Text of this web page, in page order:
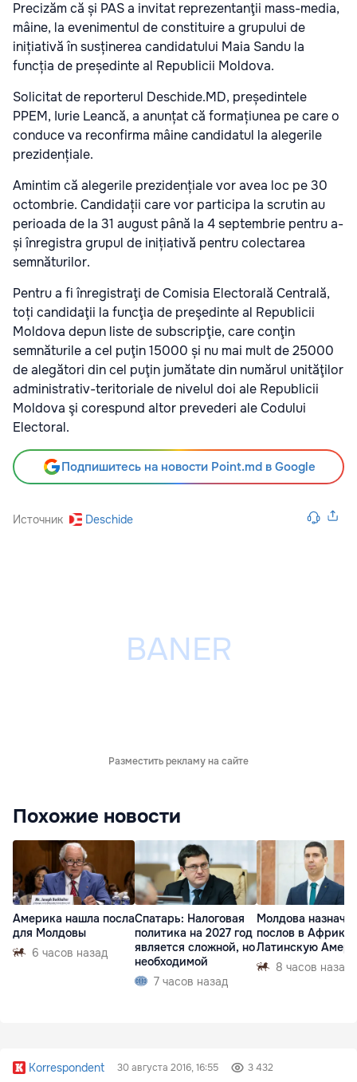
Precizăm că și PAS a invitat reprezentanţii mass-media,
mâine, la evenimentul de constituire a grupului de
inițiativă în susținerea candidatului Maia Sandu la
funcția de președinte al Republicii Moldova.
Solicitat de reporterul Deschide.MD, președintele
PPEM, Iurie Leancă, a anunțat că formațiunea pe care o
conduce va reconfirma mâine candidatul la alegerile
prezidențiale.
Amintim că alegerile prezidențiale vor avea loc pe 30
octombrie. Candidații care vor participa la scrutin au
perioada de la 31 august până la 4 septembrie pentru a-
și înregistra grupul de inițiativă pentru colectarea
semnăturilor.
Pentru a fi înregistraţi de Comisia Electorală Centrală,
toți candidaţii la funcţia de preşedinte al Republicii
Moldova depun liste de subscripţie, care conţin
semnăturile a cel puţin 15000 și nu mai mult de 25000
de alegători din cel puţin jumătate din numărul unităţilor
administrativ-teritoriale de nivelul doi ale Republicii
Moldova şi corespund altor prevederi ale Codului
Electoral.
Подпишитесь на новости Point.md в Google
Источник Deschide
Разместить рекламу на сайте
Похожие новости
Америка нашла посла
для Молдовы
6 часов назад
Спатарь: Налоговая
политика на 2027 год
является сложной, но
необходимой
7 часов назад
Молдова
послов в Африку
Латинскую
8 часов назад
Korrespondent 30 августа 2016, 16:55 3 432